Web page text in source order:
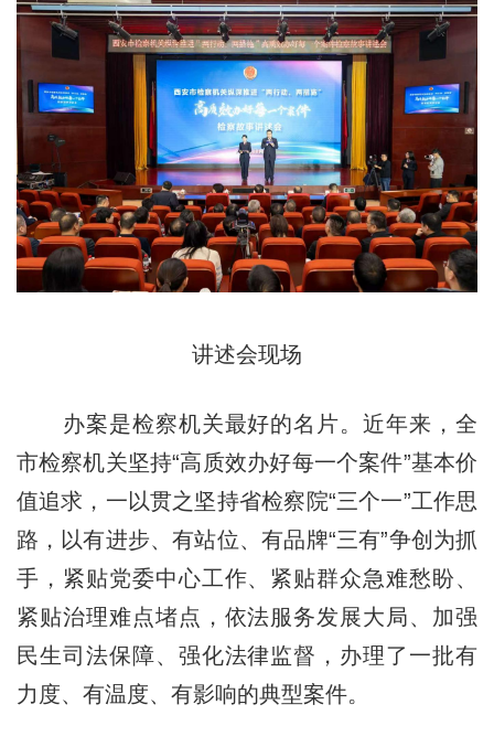
讲述会现场
办案是检察机关最好的名片。近年来，全
市检察机关坚持“高质效办好每一个案件”基本价
值追求，一以贯之坚持省检察院“三个一”工作思
路，以有进步、有站位、有品牌“三有”争创为抓
手，紧贴党委中心工作、紧贴群众急难愁盼、
紧贴治理难点堵点，依法服务发展大局、加强
民生司法保障、强化法律监督，办理了一批有
力度、有温度、有影响的典型案件。